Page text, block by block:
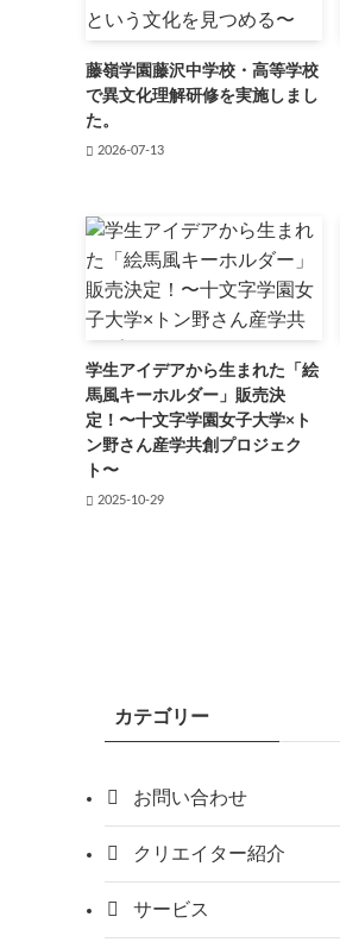
藤嶺学園藤沢中学校・高等学校
で異文化理解研修を実施しまし
た。
2026-07-13
学生アイデアから生まれた「絵
馬風キーホルダー」販売決
定！〜十文字学園女子大学×ト
ン野さん産学共創プロジェク
ト〜
2025-10-29
カテゴリー
お問い合わせ
クリエイター紹介
サービス